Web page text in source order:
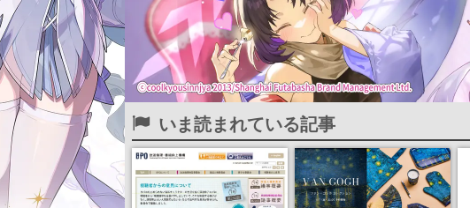
いま読まれている記事